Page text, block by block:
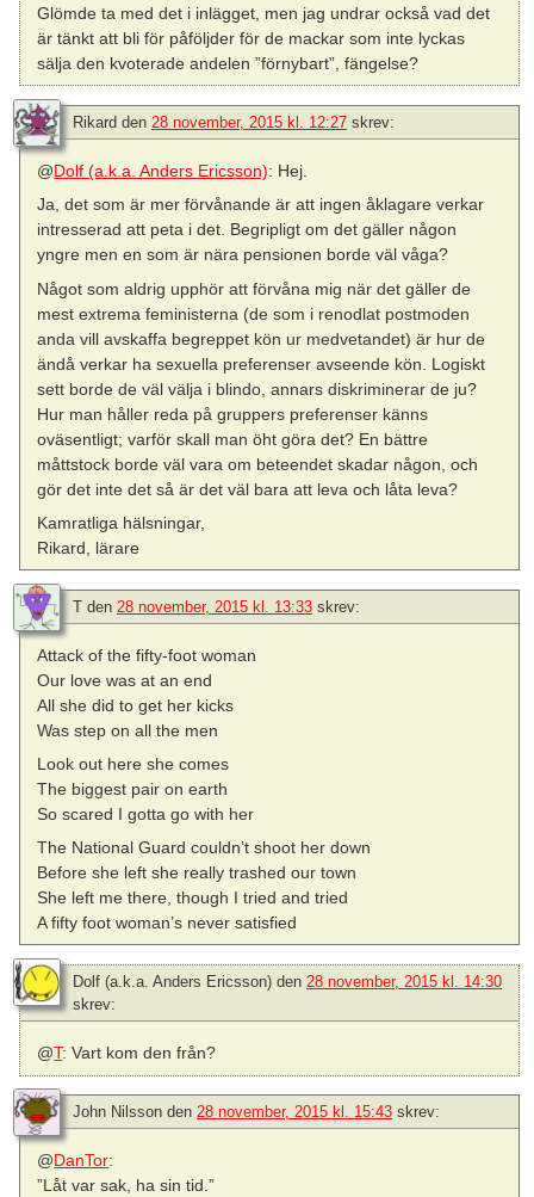
Glömde ta med det i inlägget, men jag undrar också vad det
är tänkt att bli för påföljder för de mackar som inte lyckas
sälja den kvoterade andelen ”förnybart”, fängelse?
Rikard den 28 november, 2015 kl. 12:27 skrev:
@Dolf (a.k.a. Anders Ericsson): Hej.
Ja, det som är mer förvånande är att ingen åklagare verkar
intresserad att peta i det. Begripligt om det gäller någon
yngre men en som är nära pensionen borde väl våga?
Något som aldrig upphör att förvåna mig när det gäller de
mest extrema feministerna (de som i renodlat postmoden
anda vill avskaffa begreppet kön ur medvetandet) är hur de
ändå verkar ha sexuella preferenser avseende kön. Logiskt
sett borde de väl välja i blindo, annars diskriminerar de ju?
Hur man håller reda på gruppers preferenser känns
oväsentligt; varför skall man öht göra det? En bättre
måttstock borde väl vara om beteendet skadar någon, och
gör det inte det så är det väl bara att leva och låta leva?
Kamratliga hälsningar,
Rikard, lärare
T den 28 november, 2015 kl. 13:33 skrev:
Attack of the fifty-foot woman
Our love was at an end
All she did to get her kicks
Was step on all the men
Look out here she comes
The biggest pair on earth
So scared I gotta go with her
The National Guard couldn’t shoot her down
Before she left she really trashed our town
She left me there, though I tried and tried
A fifty foot woman’s never satisfied
Dolf (a.k.a. Anders Ericsson) den 28 november, 2015 kl. 14:30
skrev:
@T: Vart kom den från?
John Nilsson den 28 november, 2015 kl. 15:43 skrev:
@DanTor:
”Låt var sak, ha sin tid.”